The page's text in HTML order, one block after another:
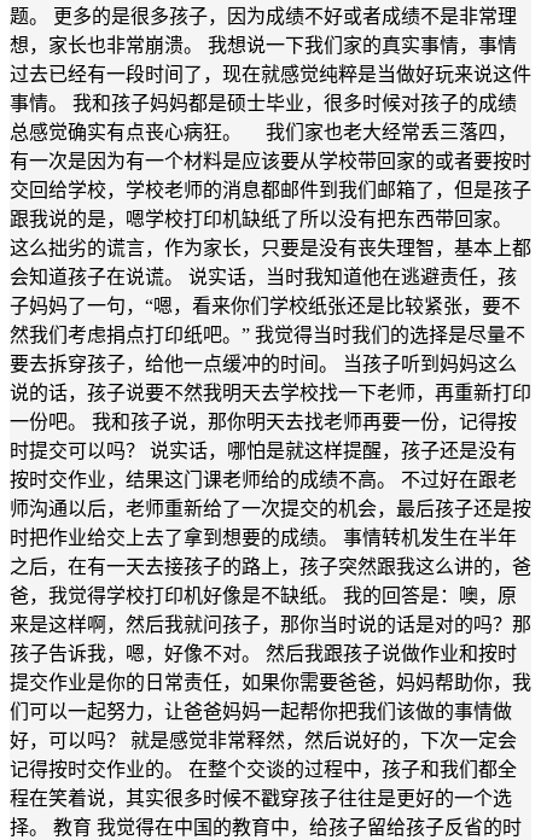
题。 更多的是很多孩子，因为成绩不好或者成绩不是非常理
想，家长也非常崩溃。 我想说一下我们家的真实事情，事情
过去已经有一段时间了，现在就感觉纯粹是当做好玩来说这件
事情。 我和孩子妈妈都是硕士毕业，很多时候对孩子的成绩
总感觉确实有点丧心病狂。 我们家也老大经常丢三落四，
有一次是因为有一个材料是应该要从学校带回家的或者要按时
交回给学校，学校老师的消息都邮件到我们邮箱了，但是孩子
跟我说的是，嗯学校打印机缺纸了所以没有把东西带回家。
这么拙劣的谎言，作为家长，只要是没有丧失理智，基本上都
会知道孩子在说谎。 说实话，当时我知道他在逃避责任，孩
子妈妈了一句，“嗯，看来你们学校纸张还是比较紧张，要不
然我们考虑捐点打印纸吧。” 我觉得当时我们的选择是尽量不
要去拆穿孩子，给他一点缓冲的时间。 当孩子听到妈妈这么
说的话，孩子说要不然我明天去学校找一下老师，再重新打印
一份吧。 我和孩子说，那你明天去找老师再要一份，记得按
时提交可以吗？ 说实话，哪怕是就这样提醒，孩子还是没有
按时交作业，结果这门课老师给的成绩不高。 不过好在跟老
师沟通以后，老师重新给了一次提交的机会，最后孩子还是按
时把作业给交上去了拿到想要的成绩。 事情转机发生在半年
之后，在有一天去接孩子的路上，孩子突然跟我这么讲的，爸
爸，我觉得学校打印机好像是不缺纸。 我的回答是：噢，原
来是这样啊，然后我就问孩子，那你当时说的话是对的吗？那
孩子告诉我，嗯，好像不对。 然后我跟孩子说做作业和按时
提交作业是你的日常责任，如果你需要爸爸，妈妈帮助你，我
们可以一起努力，让爸爸妈妈一起帮你把我们该做的事情做
好，可以吗？ 就是感觉非常释然，然后说好的，下次一定会
记得按时交作业的。 在整个交谈的过程中，孩子和我们都全
程在笑着说，其实很多时候不戳穿孩子往往是更好的一个选
择。 教育 我觉得在中国的教育中，给孩子留给孩子反省的时